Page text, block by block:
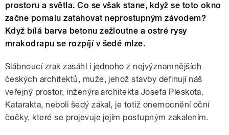
prostoru a světla. Co se však stane, když se toto okno
začne pomalu zatahovat neprostupným závodem?
Když bílá barva betonu zežloutne a ostré rysy
mrakodrapu se rozpíjí v šedé mlze.
Slábnoucí zrak zasáhl i jednoho z nejvýznamnějších
českých architektů, muže, jehož stavby definují náš
veřejný prostor, inženýra architekta Josefa Pleskota.
Katarakta, neboli šedý zákal, je totiž onemocnění oční
čočky, které se projevuje jejím postupným zakalením.